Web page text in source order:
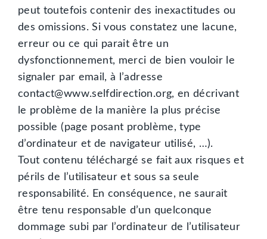
peut toutefois contenir des inexactitudes ou
des omissions. Si vous constatez une lacune,
erreur ou ce qui parait être un
dysfonctionnement, merci de bien vouloir le
signaler par email, à l’adresse
contact@www.selfdirection.org, en décrivant
le problème de la manière la plus précise
possible (page posant problème, type
d’ordinateur et de navigateur utilisé, …).
Tout contenu téléchargé se fait aux risques et
périls de l’utilisateur et sous sa seule
responsabilité. En conséquence, ne saurait
être tenu responsable d’un quelconque
dommage subi par l’ordinateur de l’utilisateur